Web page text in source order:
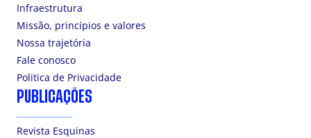
Infraestrutura
Missão, princípios e valores
Nossa trajetória
Fale conosco
Politica de Privacidade
PUBLICAÇÕES
Revista Esquinas